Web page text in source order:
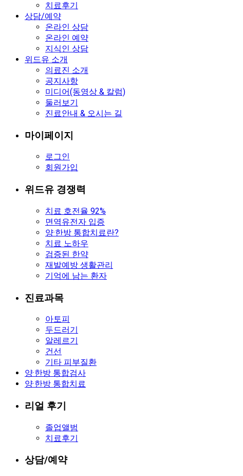
치료후기
상담/예약
온라인 상담
온라인 예약
지식인 상담
위드유 소개
의료진 소개
공지사항
미디어(동영상 & 칼럼)
둘러보기
진료안내 & 오시는 길
마이페이지
로그인
회원가입
위드유 경쟁력
치료 호전율 92%
면역유전자 입증
양·한방 통합치료란?
치료 노하우
검증된 한약
재발예방 생활관리
기억에 남는 환자
진료과목
아토피
두드러기
알레르기
건선
기타 피부질환
양·한방 통합검사
양·한방 통합치료
리얼 후기
졸업앨범
치료후기
상담/예약